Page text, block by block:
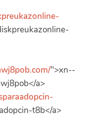
">xn--
a>
t8b</a>